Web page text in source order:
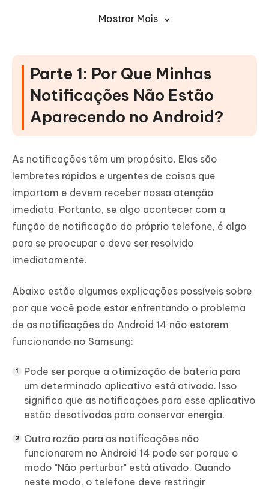
Configurações de Fábrica
Conclusão
Mostrar Mais
Parte 1: Por Que Minhas
Notificações Não Estão
Aparecendo no Android?
As notificações têm um propósito. Elas são
lembretes rápidos e urgentes de coisas que
importam e devem receber nossa atenção
imediata. Portanto, se algo acontecer com a
função de notificação do próprio telefone, é algo
para se preocupar e deve ser resolvido
imediatamente.
Abaixo estão algumas explicações possíveis sobre
por que você pode estar enfrentando o problema
de as notificações do Android 14 não estarem
funcionando no Samsung:
Pode ser porque a otimização de bateria para
um determinado aplicativo está ativada. Isso
significa que as notificações para esse aplicativo
estão desativadas para conservar energia.
Outra razão para as notificações não
funcionarem no Android 14 pode ser porque o
modo "Não perturbar" está ativado. Quando
neste modo, o telefone deve restringir